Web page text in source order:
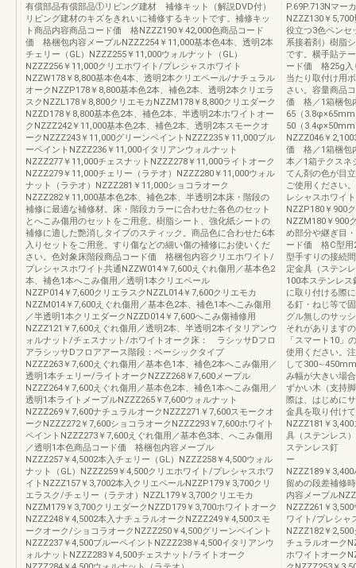
有償部品有償部品①リビング建材 補修キット（解説DVD付）
リビング建材のキズをきれいに補修するキットです。補修キッ
ト商品内容商品コード価 格NZZZ190￥42,000色商品コード
価 格梱包内容メープルNZZZ254￥11,000基本色4本、透明2本
チェリー（GL）NZZZ255￥11,000ウォルナット（GL）
NZZZ256￥11,000クリエホワイト/プレシャスホワイト
NZZW178￥8,800基本色4本、透明2本クリエペール/ナチュラル
オークNZZP178￥8,800基本色2本、補色2本、透明2本クリエラ
スクNZZL178￥8,800クリエモカNZZM178￥8,800クリエダーク
NZZD178￥8,800基本色2本、補色2本、半透明2本ホワイトオー
クNZZZ242￥11,000基本色2本、補色2本、透明2本スモークオ
ークNZZZ243￥11,000グリーンペイントNZZZ235￥11,000ブル
ーペイントNZZZ236￥11,000イタリアンウォルナット
NZZZ277￥11,000チェスナットNZZZ278￥11,000ライトオーク
NZZZ279￥11,000チェリー（ラテオ）NZZZ280￥11,000ウォル
ナット（ラテオ）NZZZ281￥11,000ショコラオーク
NZZZ282￥11,000基本色2本、補色2本、半透明2本床・階段の
補修に最適な補修材。床・階段カラーに合わせた各色のセット
とへこみ傷用のセットをご用意。樹脂シート、強化紙シートの
補修に適した艶消しタイプのスティック。商品色に合わせた6本
入りセットをご用意。すり傷などの細い傷の補修にお使いくだ
さい。色対象床階段商品コード価 格梱包内容クリエホワイト/
プレシャスホワイト共通NZZW014￥7,600えぐれ傷用／基本色2
本、補色1本へこみ傷用／透明1本クリエペール
NZZP014￥7,600クリエラスクNZZL014￥7,600クリエモカ
NZZM014￥7,600えぐれ傷用／基本色2本、補色1本へこみ傷用
／半透明1本クリエダークNZZD014￥7,600へこみ傷補修用
NZZZ121￥7,600えぐれ傷用／透明2本、半透明2本イタリアンウ
ォルナット/チェスナット/ホワイトオーク床： ラシッサDフロ
アラシッサDフロアアース階段：ベーシックタイプ
NZZZ263￥7,600えぐれ傷用／基本色1本、補色2本へこみ傷用／
透明1本チェリー/ライトオークNZZZ268￥7,600メープル
NZZZ264￥7,600えぐれ傷用／基本色2本、補色1本へこみ傷用／
透明1本ライトメープルNZZZ265￥7,600ウォルナット
NZZZ269￥7,600ナチュラルオークNZZZ271￥7,600スモークオ
ークNZZZ272￥7,600ショコラオークNZZZ293￥7,600ホワイト
ペイントNZZZ273￥7,600えぐれ傷用／基本色3本、へこみ傷用
／透明1本色商品コード価 格梱包内容メープル
NZZZ257￥4,5002本入チェリー（GL）NZZZ258￥4,500ウォル
ナット（GL）NZZZ259￥4,500クリエホワイト/プレシャスホワ
イトNZZZ157￥3,7002本入クリエペールNZZP179￥3,700クリ
エラスク/チェリー（ラテオ）NZZL179￥3,700クリエモカ
NZZM179￥3,700クリエダークNZZD179￥3,700ホワイトオーク
NZZZ248￥4,5002本入ナチュラルオークNZZZ249￥4,500スモ
ークオーク/ショコラオークNZZZ250￥4,500グリーンペイント
NZZZ237￥4,500ブルーペイントNZZZ238￥4,500イタリアンウ
ォルナットNZZZ283￥4,500チェスナット/ライトオーク
P.69P.713Nマー
NZZZ130￥
役立つ3色ペンセ
系接着剤）樹脂
です。横手貼テ
ード価 格25g入
当たり取付け用
さい。容量商品
価 格／1箱梱包
65（3.8φ×65mm
50（3.4φ×50mm
NZZZ046￥
価 格／1箱梱包
本／1箱テクスネ
てん剤の色が目
ご使用ください
レシャスホワイ
NZZP180￥900
NZZM180￥900
め部分や継ぎ目
ード価 格C型用
型手すりの接続
定金具（ステ
100本ステン
に取り付ける際
る釘・ねじ等で
グル無しのサッ
それがあります
「スマート10」
使用ください。
して
み幅が大きい場
ずかい木（支持
際は、はじめに
金具を取り付け
NZZZ181￥
具（ステンレ
ステンレス
ー 100個／
NZZZ189￥
留めの段差補修
内容メープル
NZZZ261￥
ワイト/プレシャ
NZZZ182￥
チュラルオーク
ホワイトオーク